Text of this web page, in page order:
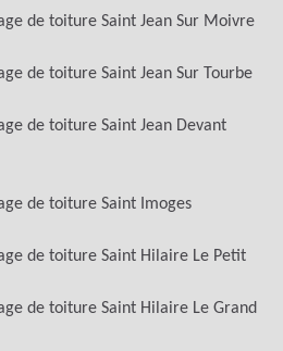
de toiture Saint Jean Sur Moivre
de toiture Saint Jean Sur Tourbe
de toiture Saint Jean Devant
de toiture Saint Imoges
de toiture Saint Hilaire Le Petit
de toiture Saint Hilaire Le Grand